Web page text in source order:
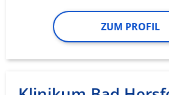
ZUM PROFIL
Verwendung genauer Standortdaten
Informationen identifizieren